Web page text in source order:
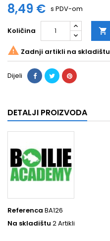
8,49 € s PDV-om
Količina 
 Zadnji artikli na skladištu
Dijeli
DETALJI PROIZVODA
Referenca BA126
Na skladištu 2 Artikli